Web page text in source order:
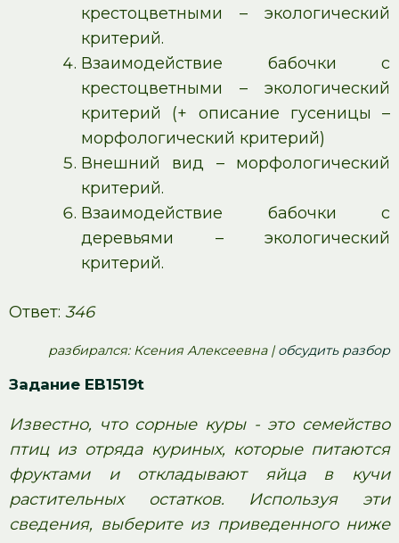
крестоцветными – экологический
критерий.
Взаимодействие бабочки с
крестоцветными – экологический
критерий (+ описание гусеницы –
морфологический критерий)
Внешний вид – морфологический
критерий.
Взаимодействие бабочки с
деревьями – экологический
критерий.
Ответ: 346
pазбирался: Ксения Алексеевна |обсудить разбор
Задание EB1519t
Известно, что сорные куры - это семейство
птиц из отряда куриных, которые питаются
фруктами и откладывают яйца в кучи
растительных остатков. Используя эти
сведения, выберите из приведенного ниже